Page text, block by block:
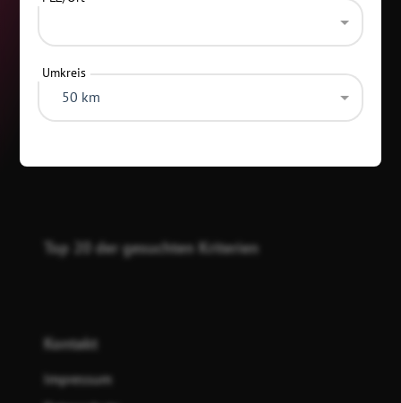
Top 20 der gesuchten Kriterien
Kontakt
Impressum
Umkreis
50 km